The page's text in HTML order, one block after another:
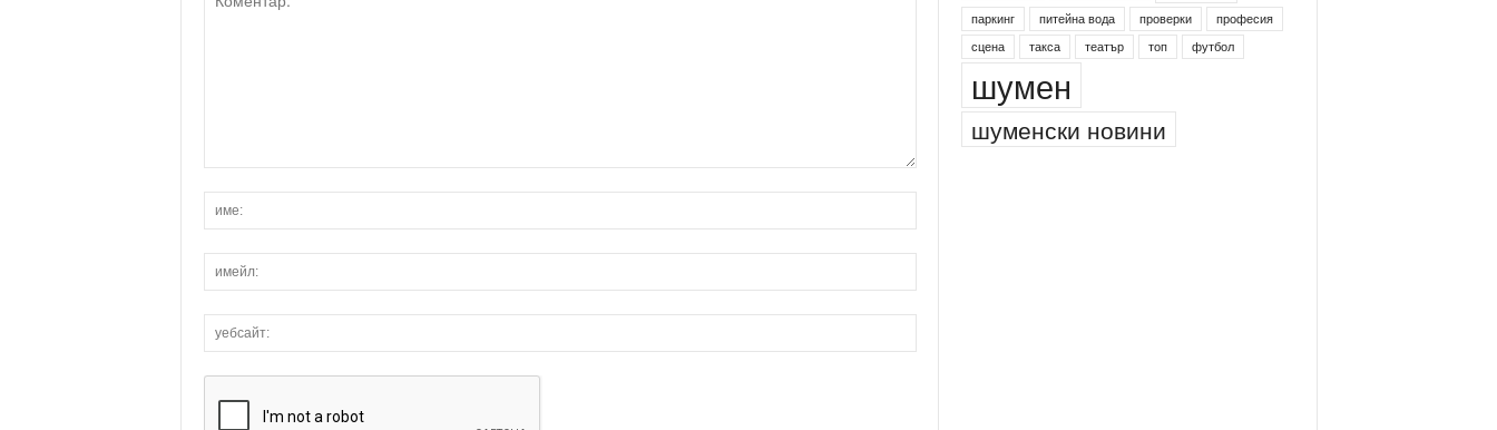
най-новото
незаконна сеч новини
паркинг питейна вода проверки
професия
сцена
такса
шумен